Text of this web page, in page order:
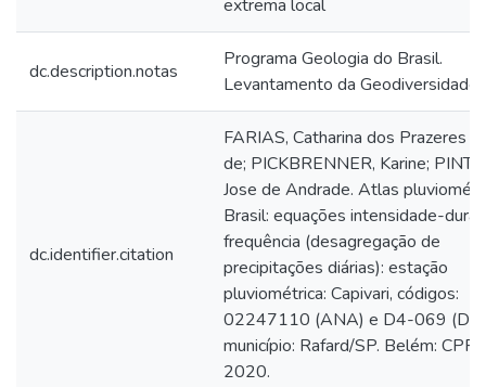
extrema local
dc.description.notas
Programa Geologia do Brasil.
Levantamento da Geodiversidade.
dc.identifier.citation
FARIAS, Catharina dos Prazeres
de; PICKBRENNER, Karine;
Jose de Andrade. Atlas
Brasil: equações intensidade-
frequência (desagregação de
precipitações diárias): estação
pluviométrica: Capivari, códigos:
02247110 (ANA) e D4-069
município: Rafard/SP. Belém:
2020.